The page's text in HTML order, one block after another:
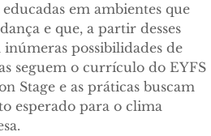
em ambientes que
e que, a partir desses
possibilidades de
seguem o currículo do EYFS
Stage e as práticas buscam
esperado para o clima